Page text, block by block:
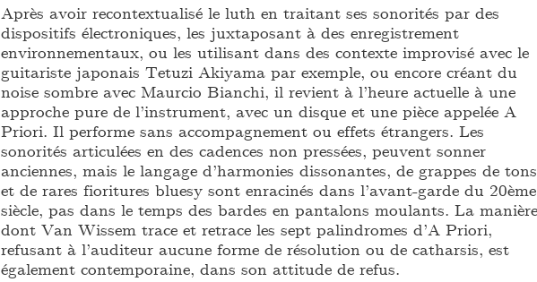
Après avoir recontextualisé le luth en traitant ses sonorités par des
dispositifs électroniques, les juxtaposant à des enregistrement
environnementaux, ou les utilisant dans des contexte improvisé avec le
guitariste japonais Tetuzi Akiyama par exemple, ou encore créant du
noise sombre avec Maurcio Bianchi, il revient à l’heure actuelle à une
approche pure de l’instrument, avec un disque et une pièce appelée A
Priori. Il performe sans accompagnement ou effets étrangers. Les
sonorités articulées en des cadences non pressées, peuvent sonner
anciennes, mais le langage d’harmonies dissonantes, de grappes de tons
et de rares fioritures bluesy sont enracinés dans l’avant-garde du 20ème
siècle, pas dans le temps des bardes en pantalons moulants. La manière
dont Van Wissem trace et retrace les sept palindromes d’A Priori,
refusant à l’auditeur aucune forme de résolution ou de catharsis, est
également contemporaine, dans son attitude de refus.